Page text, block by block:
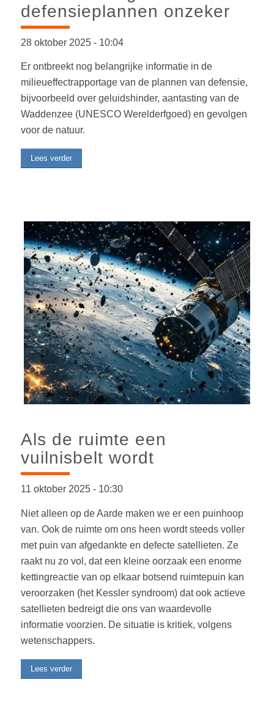
defensieplannen onzeker
28 oktober 2025 -10:04
Er ontbreekt nog belangrijke informatie in de
milieueffectrapportage van de plannen van defensie,
bijvoorbeeld over geluidshinder, aantasting van de
Waddenzee (UNESCO Werelderfgoed) en gevolgen
voor de natuur.
Lees verder
Als de ruimte een
vuilnisbelt wordt
11 oktober 2025 -10:30
Niet alleen op de Aarde maken we er een puinhoop
van. Ook de ruimte om ons heen wordt steeds voller
met puin van afgedankte en defecte satellieten. Ze
raakt nu zo vol, dat een kleine oorzaak een enorme
kettingreactie van op elkaar botsend ruimtepuin kan
veroorzaken (het Kessler syndroom) dat ook actieve
satellieten bedreigt die ons van waardevolle
informatie voorzien. De situatie is kritiek, volgens
wetenschappers.
Lees verder